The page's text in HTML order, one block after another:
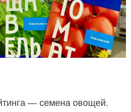
— семена овощей.